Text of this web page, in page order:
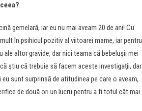
gemelară, iar eu nu mai aveam 20 de ani! Cu
în psihicul pozitiv al viitoarei mame, iar pentru
altor gravide, dar nici teama că bebelușii mei
știu că trebuie să facem aceste investigații, dar
sunt surprinsă de atitudinea pe care o aveam,
de două ori un lucru pentru a fi totul cât mai